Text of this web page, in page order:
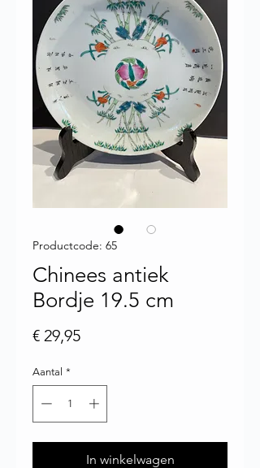
Productcode: 65
Chinees antiek
Bordje 19.5 cm
€ 29,95Prijs
Aantal *
In winkelwagen